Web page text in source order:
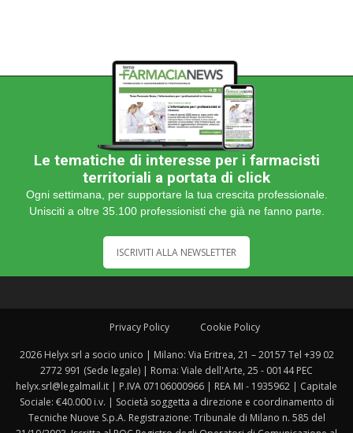
Le tematiche di interesse per i farmacisti
territoriali a portata di click
Ogni settimana, per supportare la tua crescita professionale.
Unisciti a oltre 35.100 professionisti che già ne fanno parte.
ISCRIVITI ALLA NEWSLETTER
Privacy Policy Cookie Policy
2026 Helyx srl a socio unico | Milano: Via Eritrea, 21 – 20157 Tel +39 02
2772 991 (Sede legale) | Roma: Viale dell'Arte, 25 - 00144 PEC
helyx.srl@legalmail.it | P.IVA 07106000966 | REA MI - 1935962 | Capitale
Sociale: €40.000 i.v. | Società soggetta a direzione e coordinamento di
Tecniche Nuove S.p.A. Registrazione: Tribunale di Milano n. 585 del